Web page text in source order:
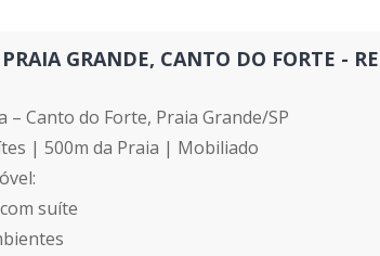
GRANDE, CANTO DO FORTE -
– Canto do Forte, Praia Grande/SP
| 500m da Praia | Mobiliado
suíte